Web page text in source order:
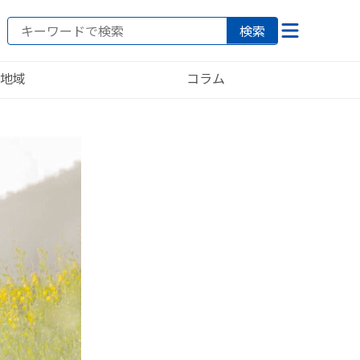
検索
地域 コラム